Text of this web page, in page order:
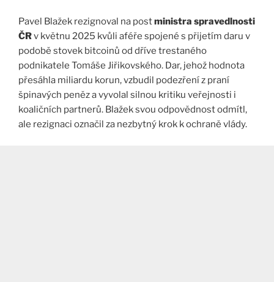
Pavel Blažek rezignoval na postministra spravedlnosti
ČRv květnu 2025 kvůli aféře spojené s přijetím daru v
podobě stovek bitcoinů od dříve trestaného
podnikatele Tomáše Jiřikovského. Dar, jehož hodnota
přesáhla miliardu korun, vzbudil podezření z praní
špinavých peněz a vyvolal silnou kritiku veřejnosti i
koaličních partnerů. Blažek svou odpovědnost odmítl,
ale rezignaci označil za nezbytný krok k ochraně vlády.